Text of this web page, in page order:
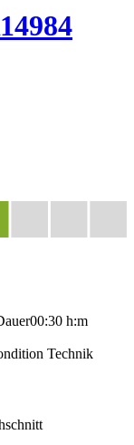
00:30 h:m
Technik